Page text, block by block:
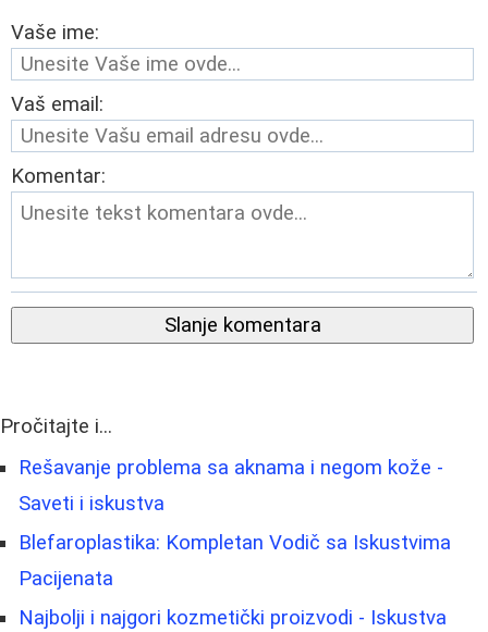
Vaše ime:
Vaš email:
Komentar:
Slanje komentara
Pročitajte i...
Rešavanje problema sa aknama i negom kože -
Saveti i iskustva
Blefaroplastika: Kompletan Vodič sa Iskustvima
Pacijenata
Najbolji i najgori kozmetički proizvodi - Iskustva